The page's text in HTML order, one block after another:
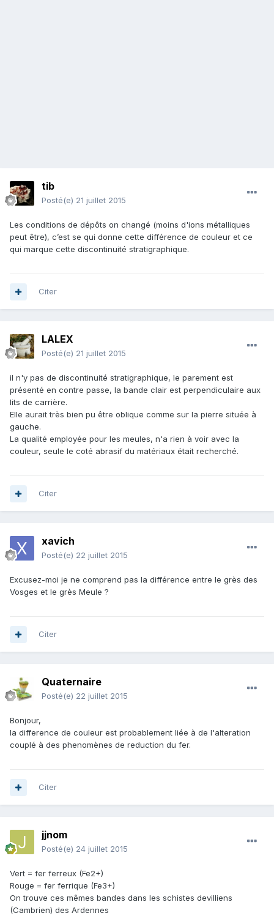
tib
Posté(e) 21 juillet 2015
Les conditions de dépôts on changé (moins d'ions métalliques
peut être), c’est se qui donne cette différence de couleur et ce
qui marque cette discontinuité stratigraphique.
Citer
LALEX
Posté(e) 21 juillet 2015
il n'y pas de discontinuité stratigraphique, le parement est
présenté en contre passe, la bande clair est perpendiculaire aux
lits de carrière.
Elle aurait très bien pu être oblique comme sur la pierre située à
gauche.
La qualité employée pour les meules, n'a rien à voir avec la
couleur, seule le coté abrasif du matériaux était recherché.
Citer
xavich
Posté(e) 22 juillet 2015
Excusez-moi je ne comprend pas la différence entre le grès des
Vosges et le grès Meule ?
Citer
Quaternaire
Posté(e) 22 juillet 2015
Bonjour,
la difference de couleur est probablement liée à de l'alteration
couplé à des phenomènes de reduction du fer.
Citer
jjnom
Posté(e) 24 juillet 2015
Vert = fer ferreux (Fe2+)
Rouge = fer ferrique (Fe3+)
On trouve ces mêmes bandes dans les schistes devilliens
(Cambrien) des Ardennes